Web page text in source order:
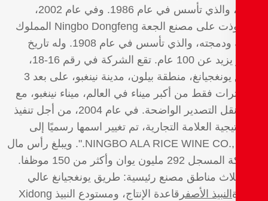
للبيرة، والذي تأسس في عام 1986. وفي عام 2002،
استحوذت على مصنع الجعة Ningbo Dongfeng المملوك
للدولة ودمجته، والذي تأسس في عام 1908. وله تاريخ
تخمير يزيد عن 100 عام. تقع الشركة في رقم 16-18،
طريق يونغجيانغ، منطقة بيلون، مدينة نينغبو، على بعد 3
فقط من أكبر ميناء في العالم، ميناء نينغبو، مع
مزايا نقل التصدير الواضحة. في عام 2004، من أجل تنفيذ
العلامة التجارية، تم تغيير اسمها رسميًا إلى
"NINGBO ALA RICE WINE CO., LTD.". ويبلغ رأس مال
الشركة المسجل 292 مليون يوان وأكثر من 150 موظفا.
ثلاث مناطق مصنع رئيسية: طريق يونغجيانغ عالي
النبيذ الأصفر
قاعدة الإنتاج، ومستودع النبيذ Xidong